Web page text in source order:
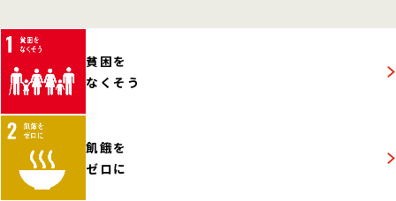
貧困を
なくそう
飢餓を
ゼロに